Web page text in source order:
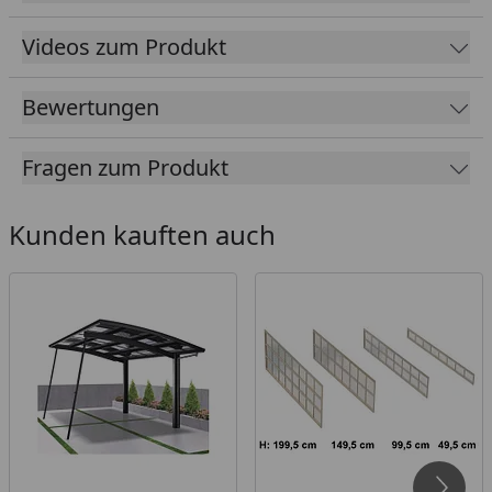
Korrosionsbeständig, langlebig (hagel- und
10 Jahre Garantie bei fachgerechtem Aufbau
Dach aus Polycarbonat in: Rauchglasgrau (100 %
UV-Schutz / 81 % Schutz vor Infrarotstrahlung)
oder Klarmatt (100 % UV-Schutz / 37 % Schutz vor
Maximale Flexibilität und Belastbarkeit durch die
innovative 6-Stützen Bauweise (Stütze: 160 x 100
Zeitlose Eleganz und Ästhetik
Freistehende Konstruktion, flexibel und
platzökonomisch
Langlebig und wartungsfrei
Videos zum Produkt
Bewertungen
Fragen zum Produkt
Kunden kauften auch